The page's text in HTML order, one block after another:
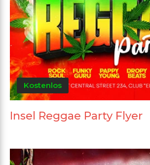
Kostenlos
Insel Reggae Party Flyer